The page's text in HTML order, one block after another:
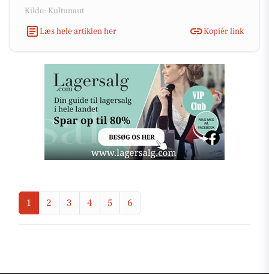
Kilde: Kultunaut
Læs hele artiklen her
Kopiér link
1 2 3 4 5 6